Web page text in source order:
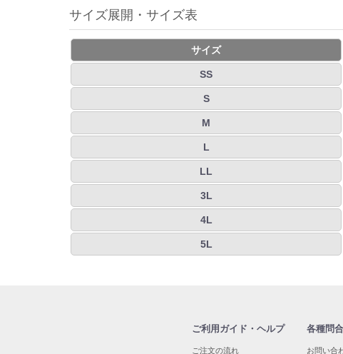
サイズ展開・サイズ表
サイズ
SS
S
M
L
LL
3L
4L
5L
ご利用ガイド・ヘルプ
ご注文の流れ
各種問
お問い合